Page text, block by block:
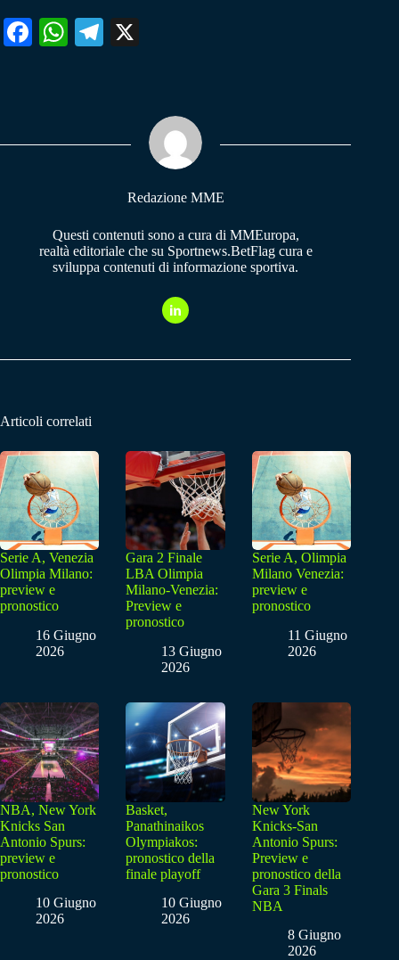
Fa W
pp
Te
m
Redazione MME
Questi contenuti sono a cura di MMEuropa,
realtà editoriale che su Sportnews.BetFlag cura e
sviluppa contenuti di informazione sportiva.
Articoli correlati
Serie A, Venezia
Olimpia Milano:
preview e
pronostico
16 Giugno
2026
Gara 2 Finale
LBA Olimpia
Milano-Venezia:
Preview e
pronostico
13 Giugno
2026
Serie A, Olimpia
Milano Venezia:
preview e
pronostico
11 Giugno
2026
NBA, New York
Knicks San
Antonio Spurs:
preview e
pronostico
10 Giugno
2026
Basket,
Panathinaikos
Olympiakos:
pronostico della
finale playoff
10 Giugno
2026
New York
Knicks-San
Antonio Spurs:
Preview e
pronostico della
Gara 3 Finals
NBA
8 Giugno
2026